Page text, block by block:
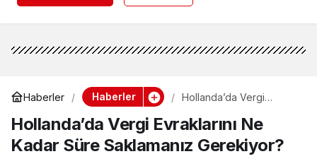
Haberler Haberler
Hollanda’da Vergi
Süre Saklamanız
Gerekiyor?
Hollanda’da Vergi Evraklarını Ne
Kadar Süre Saklamanız Gerekiyor?